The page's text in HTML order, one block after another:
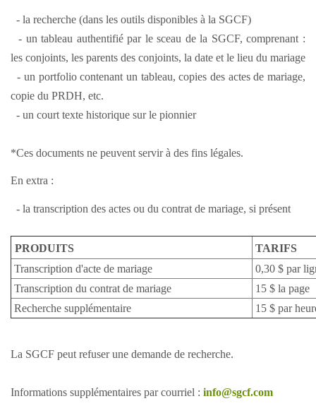
- la recherche (dans les outils disponibles à la SGCF)
- un tableau authentifié par le sceau de la SGCF, comprenant :
les conjoints, les parents des conjoints, la date et le lieu du mariage
- un portfolio contenant un tableau, copies des actes de mariage,
copie du PRDH, etc.
- un court texte historique sur le pionnier
*Ces documents ne peuvent servir à des fins légales.
En extra :
- la transcription des actes ou du contrat de mariage, si présent
PRODUITS
TARIFS
Transcription d'acte de mariage
0,30 $ par
Transcription du contrat de mariage
15 $ la page
Recherche supplémentaire
15 $ par
La SGCF peut refuser une demande de recherche.
Informations supplémentaires par courriel : info@sgcf.com